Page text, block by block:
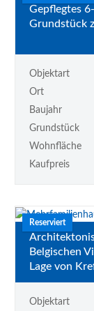
Gepflegtes
Grundstück
Objektart
Ort
Baujahr
Grundstück
Wohnfläche
Kaufpreis
Reserviert
Belgischen
Lage von
Objektart